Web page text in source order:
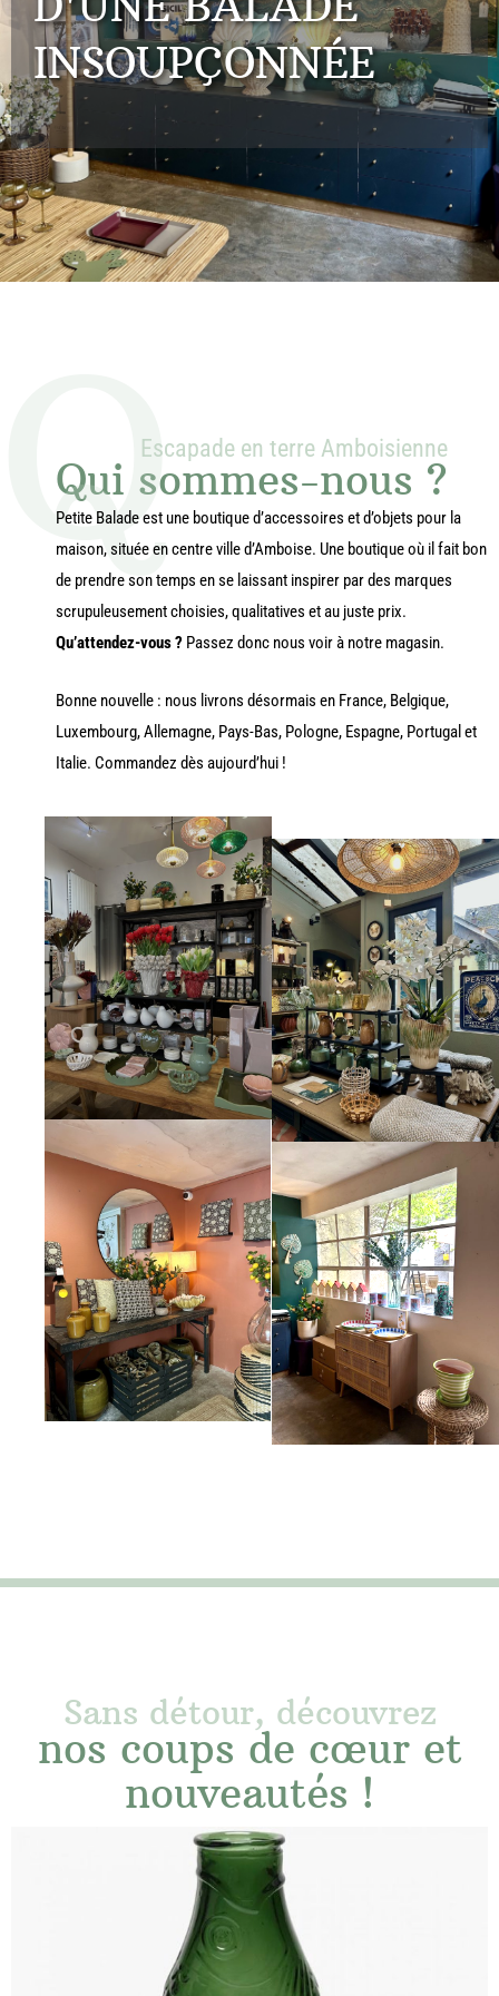
INSOUPÇONNÉE
QEscapade en terre Amboisienne
Qui sommes-nous ?
Petite Balade est une boutique d’accessoires et d’objets pour la
maison, située en centre ville d’Amboise. Une boutique où il fait bon
de prendre son temps en se laissant inspirer par des marques
scrupuleusement choisies, qualitatives et au juste prix.
Qu’attendez-vous ? Passez donc nous voir à notre magasin.
Bonne nouvelle : nous livrons désormais en France, Belgique,
Luxembourg, Allemagne, Pays-Bas, Pologne, Espagne, Portugal et
Italie. Commandez dès aujourd’hui !
Sans détour, découvrez
nos coups de cœur et
nouveautés !